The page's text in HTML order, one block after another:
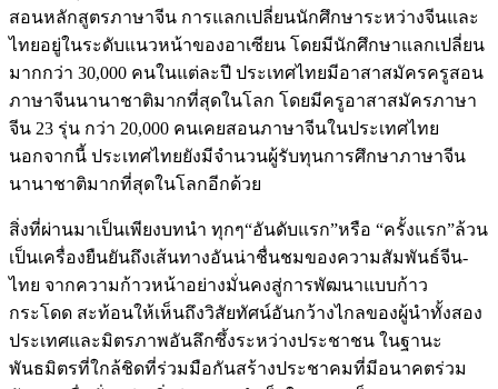
สอนหลักสูตรภาษาจีน การแลกเปลี่ยนนักศึกษาระหว่างจีนและ
ไทยอยู่ในระดับแนวหน้าของอาเซียน โดยมีนักศึกษาแลกเปลี่ยน
มากกว่า 30,000 คนในแต่ละปี ประเทศไทยมีอาสาสมัครครูสอน
ภาษาจีนนานาชาติมากที่สุดในโลก โดยมีครูอาสาสมัครภาษา
จีน 23 รุ่น กว่า 20,000 คนเคยสอนภาษาจีนในประเทศไทย
นอกจากนี้ ประเทศไทยยังมีจำนวนผู้รับทุนการศึกษาภาษาจีน
นานาชาติมากที่สุดในโลกอีกด้วย
สิ่งที่ผ่านมาเป็นเพียงบทนำ ทุกๆ“อันดับแรก”หรือ “ครั้งแรก”ล้วน
เป็นเครื่องยืนยันถึงเส้นทางอันน่าชื่นชมของความสัมพันธ์จีน-
ไทย จากความก้าวหน้าอย่างมั่นคงสู่การพัฒนาแบบก้าว
กระโดด สะท้อนให้เห็นถึงวิสัยทัศน์อันกว้างไกลของผู้นำทั้งสอง
ประเทศและมิตรภาพอันลึกซึ้งระหว่างประชาชน ในฐานะ
พันธมิตรที่ใกล้ชิดที่ร่วมมือกันสร้างประชาคมที่มีอนาคตร่วม